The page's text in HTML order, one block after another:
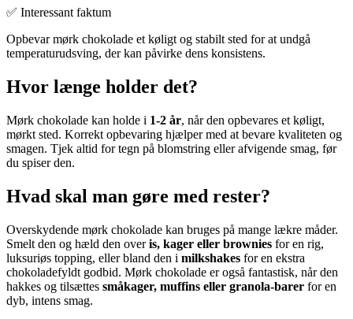
✅ Interessant faktum
Opbevar mørk chokolade et køligt og stabilt sted for at undgå
temperaturudsving, der kan påvirke dens konsistens.
Hvor længe holder det?
Mørk chokolade kan holde i 1-2 år, når den opbevares et køligt,
mørkt sted. Korrekt opbevaring hjælper med at bevare kvaliteten og
smagen. Tjek altid for tegn på blomstring eller afvigende smag, før
du spiser den.
Hvad skal man gøre med rester?
Overskydende mørk chokolade kan bruges på mange lækre måder.
Smelt den og hæld den overis, kager eller brownies for en rig,
luksuriøs topping, eller bland den i milkshakes for en ekstra
chokoladefyldt godbid. Mørk chokolade er også fantastisk, når den
hakkes og tilsættes småkager, muffins eller granola-barer for en
dyb, intens smag.